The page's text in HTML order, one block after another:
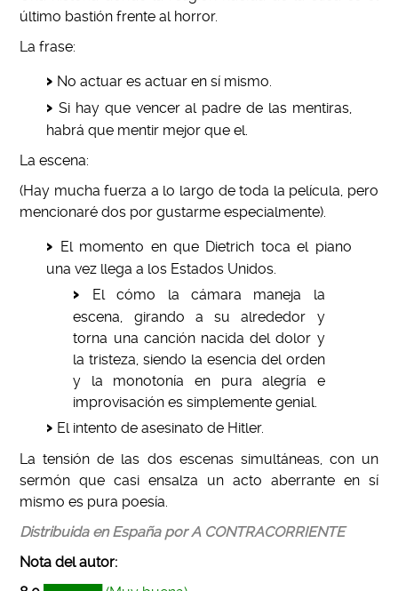
último bastión frente al horror.
La frase:
No actuar es actuar en sí mismo.
Si hay que vencer al padre de las mentiras,
habrá que mentir mejor que el.
La escena:
(Hay mucha fuerza a lo largo de toda la película, pero
mencionaré dos por gustarme especialmente).
El momento en que Dietrich toca el piano
una vez llega a los Estados Unidos.
El cómo la cámara maneja la
escena, girando a su alrededor y
torna una canción nacida del dolor y
la tristeza, siendo la esencia del orden
y la monotonía en pura alegría e
improvisación es simplemente genial.
El intento de asesinato de Hitler.
La tensión de las dos escenas simultáneas, con un
sermón que casi ensalza un acto aberrante en sí
mismo es pura poesía.
Distribuida en España por A CONTRACORRIENTE
Nota del autor: